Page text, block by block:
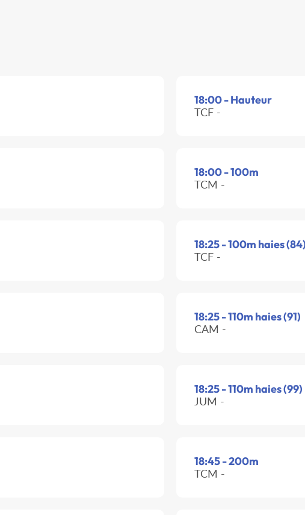
18:00 - Hauteur
TCF -
18:00 - 100m
TCM -
18:25 - 100m haies
TCF -
18:25 - 110m haies (91)
CAM -
18:25 - 110m haies (99)
JUM -
18:45 - 200m
TCM -